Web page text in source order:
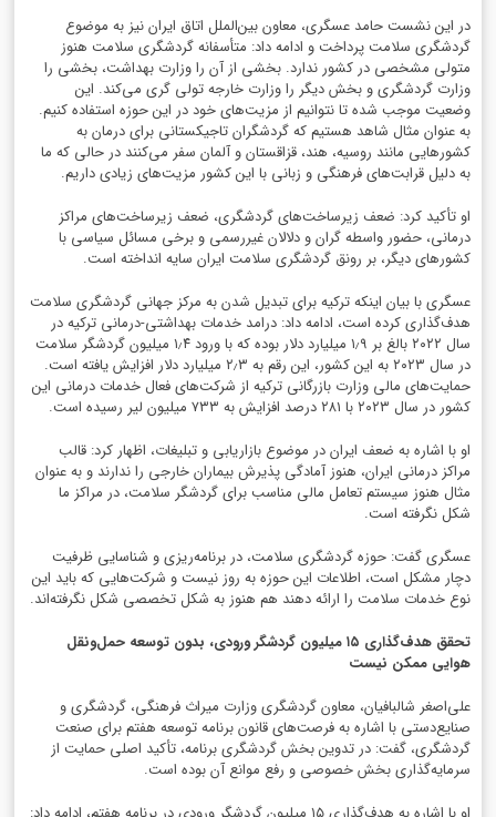
در این نشست حامد عسگری، معاون بین‌الملل اتاق ایران نیز به موضوع
گردشگری سلامت پرداخت و ادامه داد: متأسفانه گردشگری سلامت هنوز
متولی مشخصی در کشور ندارد. بخشی از آن را وزارت بهداشت، بخشی را
وزارت گردشگری و بخش دیگر را وزارت خارجه تولی گری می‌کند. این
وضعیت موجب شده تا نتوانیم از مزیت‌های خود در این حوزه استفاده کنیم.
به عنوان مثال شاهد هستیم که گردشگران تاجیکستانی برای درمان به
کشورهایی مانند روسیه، هند، قزاقستان و آلمان سفر می‌کنند در حالی که ما
به دلیل قرابت‌های فرهنگی و زبانی با این کشور مزیت‌های زیادی داریم.
او تأکید کرد: ضعف زیرساخت‌های گردشگری، ضعف زیرساخت‌های مراکز
درمانی، حضور واسطه گران و دلالان غیررسمی و برخی مسائل سیاسی با
کشورهای دیگر، بر رونق گردشگری سلامت ایران سایه انداخته است.
عسگری با بیان اینکه ترکیه برای تبدیل شدن به مرکز جهانی گردشگری سلامت
هدف‌گذاری کرده است، ادامه داد: درامد خدمات بهداشتی-درمانی ترکیه در
سال ۲۰۲۲ بالغ بر ۱٫۹ میلیارد دلار بوده که با ورود ۱٫۴ میلیون گردشگر سلامت
در سال ۲۰۲۳ به این کشور، این رقم به ۲٫۳ میلیارد دلار افزایش یافته است.
حمایت‌های مالی وزارت بازرگانی ترکیه از شرکت‌های فعال خدمات درمانی این
کشور در سال ۲۰۲۳ با ۲۸۱ درصد افزایش به ۷۳۳ میلیون لیر رسیده است.
او با اشاره به ضعف ایران در موضوع بازاریابی و تبلیغات، اظهار کرد: قالب
مراکز درمانی ایران، هنوز آمادگی پذیرش بیماران خارجی را ندارند و به عنوان
مثال هنوز سیستم تعامل مالی مناسب برای گردشگر سلامت، در مراکز ما
شکل نگرفته است.
عسگری گفت: حوزه گردشگری سلامت، در برنامه‌ریزی و شناسایی ظرفیت
دچار مشکل است، اطلاعات این حوزه به روز نیست و شرکت‌هایی که باید این
نوع خدمات سلامت را ارائه دهند هم هنوز به شکل تخصصی شکل نگرفته‌اند.
تحقق هدف‌گذاری ۱۵ میلیون گردشگر ورودی، بدون توسعه حمل‌ونقل
هوایی ممکن نیست
علی‌اصغر شالبافیان، معاون گردشگری وزارت میراث فرهنگی، گردشگری و
صنایع‌دستی با اشاره به فرصت‌های قانون برنامه توسعه هفتم برای صنعت
گردشگری، گفت: در تدوین بخش گردشگری برنامه، تأکید اصلی حمایت از
سرمایه‌گذاری بخش خصوصی و رفع موانع آن بوده است.